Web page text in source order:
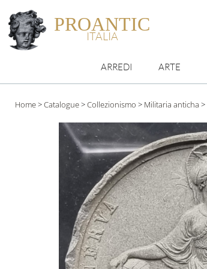
PROANTIC
ITALIA
ARREDI ARTE
Home>Catalogue>Collezionismo > Militaria anticha >